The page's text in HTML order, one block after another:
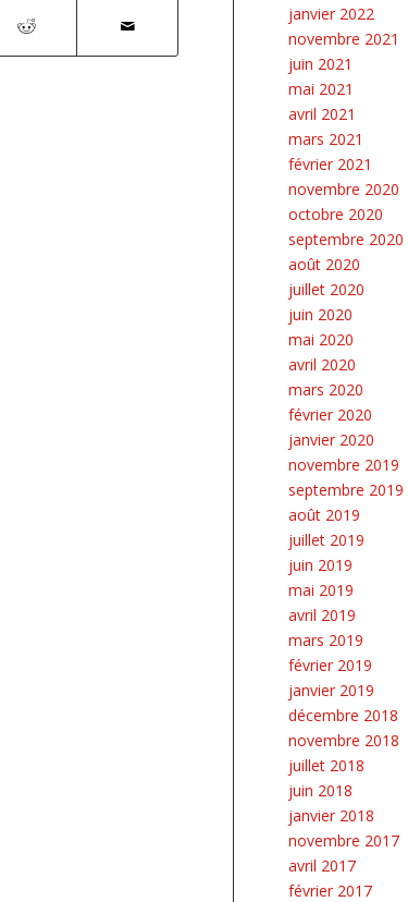
janvier 2022
novembre 2021
juin 2021
mai 2021
avril 2021
mars 2021
février 2021
novembre 2020
octobre 2020
septembre 2020
août 2020
juillet 2020
juin 2020
mai 2020
avril 2020
mars 2020
février 2020
janvier 2020
novembre 2019
septembre 2019
août 2019
juillet 2019
juin 2019
mai 2019
avril 2019
mars 2019
février 2019
janvier 2019
décembre 2018
novembre 2018
juillet 2018
juin 2018
janvier 2018
novembre 2017
avril 2017
février 2017